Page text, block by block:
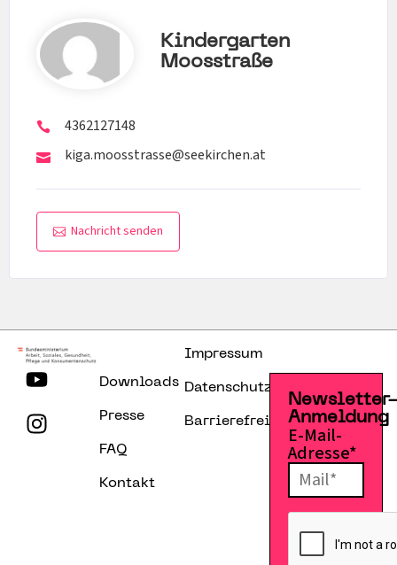
Kindergarten
Moosstraße
4362127148
kiga.moosstrasse@seekirchen.at
Nachricht senden
Downloads
Presse
FAQ
Kontakt
Impressum
Datenschutzerklärung
Barrierefreiheitserklärung
Anmeldung
E-Mail-
Adresse*